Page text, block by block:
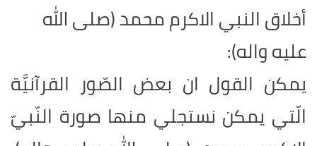
أخلاق النبي الاكرم محمد (صلى الله
عليه واله):
يمكن القول ان بعض الصّور القرآنيَّة
الّتي يمكن نستجلي منها صورة النّبيّ